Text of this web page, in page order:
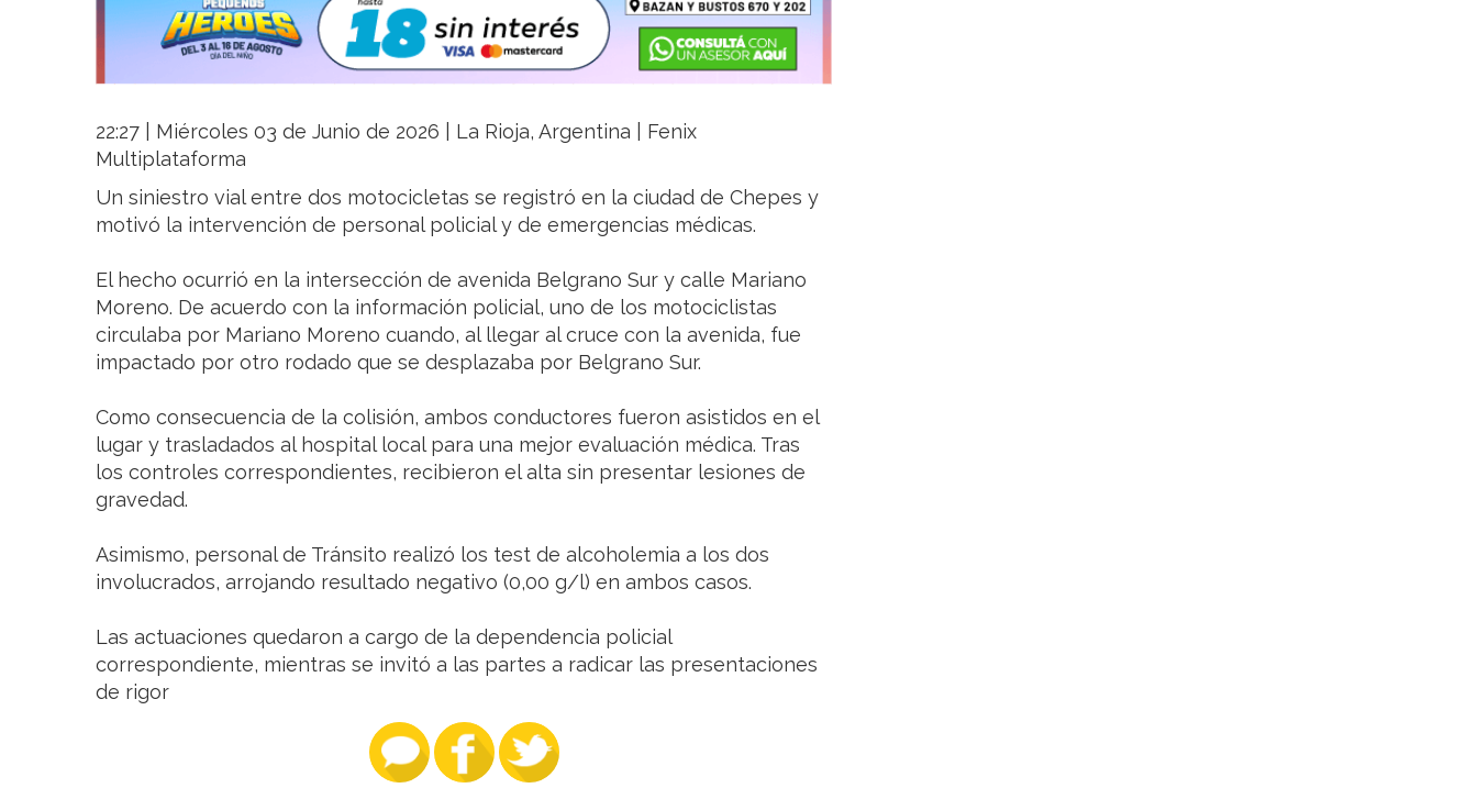
22:27 | Miércoles 03 de Junio de 2026 | La Rioja, Argentina | Fenix
Multiplataforma
Un siniestro vial entre dos motocicletas se registró en la ciudad de Chepes y
motivó la intervención de personal policial y de emergencias médicas.
El hecho ocurrió en la intersección de avenida Belgrano Sur y calle Mariano
Moreno. De acuerdo con la información policial, uno de los motociclistas
circulaba por Mariano Moreno cuando, al llegar al cruce con la avenida, fue
impactado por otro rodado que se desplazaba por Belgrano Sur.
Como consecuencia de la colisión, ambos conductores fueron asistidos en el
lugar y trasladados al hospital local para una mejor evaluación médica. Tras
los controles correspondientes, recibieron el alta sin presentar lesiones de
gravedad.
Asimismo, personal de Tránsito realizó los test de alcoholemia a los dos
involucrados, arrojando resultado negativo (0,00 g/l) en ambos casos.
Las actuaciones quedaron a cargo de la dependencia policial
correspondiente, mientras se invitó a las partes a radicar las presentaciones
de rigor